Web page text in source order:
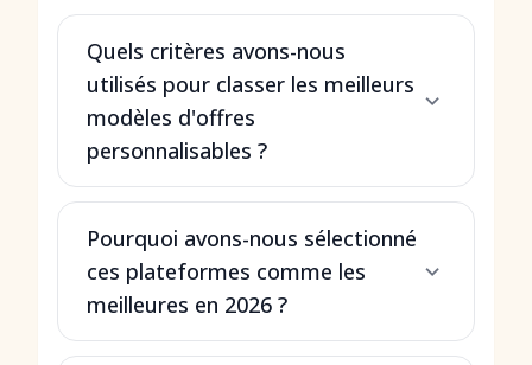
Quels critères avons-nous
utilisés pour classer les meilleurs
modèles d'offres
personnalisables ?
Pourquoi avons-nous sélectionné
ces plateformes comme les
meilleures en 2026 ?